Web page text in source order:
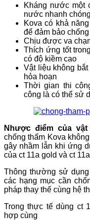
Kháng nước một
nước nhanh
Kova có khả
để đảm bảo
Chịu được va
Thích ứng tốt
có độ kiềm cao
Vật liệu không
hỏa hoạn
Thời gian thi
công là có thể sử
Nhược điểm của
chống thấm Kova
gây nhầm lẫn khi ứng
của ct 11a gold và ct
Thông thường sử
các hạng mục cần
pháp thay thế cùng hệ
Trong thực tế dùng ct
hợp cùng